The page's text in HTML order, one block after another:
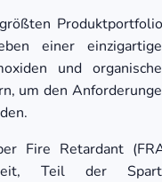
einer
und
um den
Fire Retardant
Teil der